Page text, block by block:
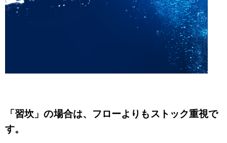
「習坎」の場合は、フローよりもストック重視で
す。